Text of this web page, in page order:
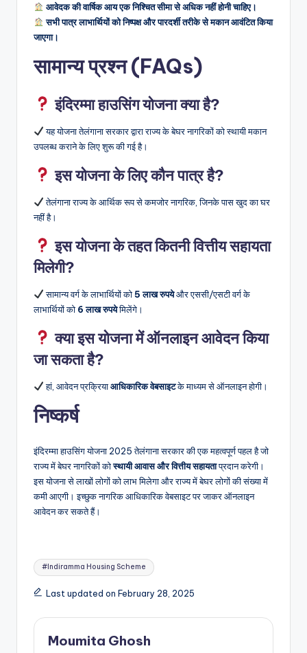
आवेदक की वार्षिक आय एक निश्चित सीमा से अधिक नहीं होनी चाहिए।
सभी पात्र लाभार्थियों को निष्पक्ष और पारदर्शी तरीके से मकान आवंटित किया
जाएगा।
सामान्य प्रश्न (FAQs)
इंदिरम्मा हाउसिंग योजना क्या है?
यह योजना तेलंगाना सरकार द्वारा राज्य के बेघर नागरिकों को स्थायी मकान
उपलब्ध कराने के लिए शुरू की गई है।
इस योजना के लिए कौन पात्र है?
तेलंगाना राज्य के आर्थिक रूप से कमजोर नागरिक, जिनके पास खुद का घर
नहीं है।
इस योजना के तहत कितनी वित्तीय सहायता
मिलेगी?
सामान्य वर्ग के लाभार्थियों को5 लाख रुपयेऔर एससी/एसटी वर्ग के
लाभार्थियों को 6 लाख रुपयेमिलेंगे।
क्या इस योजना में ऑनलाइन आवेदन किया
जा सकता है?
हां, आवेदन प्रक्रियाआधिकारिक वेबसाइटके माध्यम से ऑनलाइन होगी।
निष्कर्ष
इंदिरम्मा हाउसिंग योजना 2025 तेलंगाना सरकार की एक महत्वपूर्ण पहल है जो
राज्य में बेघर नागरिकों कोस्थायी आवास और वित्तीय सहायताप्रदान करेगी।
इस योजना से लाखों लोगों को लाभ मिलेगा और राज्य में बेघर लोगों की संख्या में
कमी आएगी। इच्छुक नागरिक आधिकारिक वेबसाइट पर जाकर ऑनलाइन
आवेदन कर सकते हैं।
Tags:
#Indiramma Housing Scheme
Last updated on February 28, 2025
Moumita Ghosh